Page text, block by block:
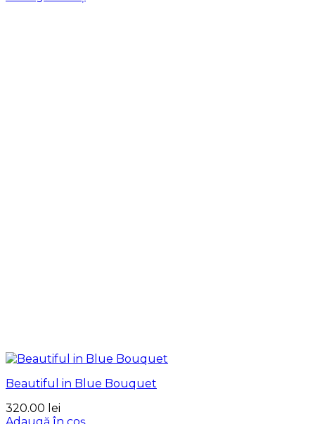
Beautiful in Blue Bouquet
320.00 lei